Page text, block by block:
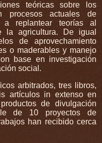
teóricas sobre los
procesos actuales de
a replantear teorías al
la agricultura. De igual
de aprovechamiento
o maderables y manejo
base en investigación
social.
arbitrados, tres libros,
artículos in extenso en
de divulgación
de 10 proyectos de
han recibido cerca